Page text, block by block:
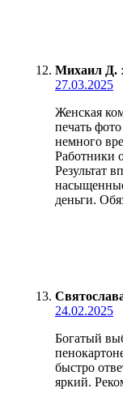
Михаил Д. :
27.03.2025
Женская
печать
немного
Работники
Результат
деньги.
24.02.2025
Богатый
быстро
яркий.